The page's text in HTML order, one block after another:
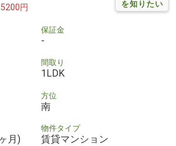
を知りたい
円
保証金
-
間取り
1LDK
方位
南
月)
物件タイプ
賃貸マンション